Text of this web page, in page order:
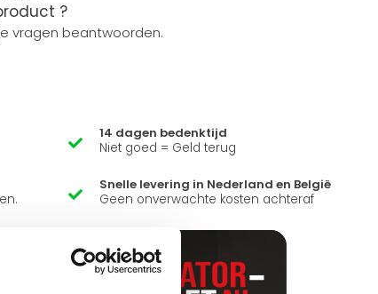
?
vragen beantwoorden.
14 dagen bedenktijd
Niet goed = Geld terug
Snelle levering in Nederland en België
Geen onverwachte kosten achteraf